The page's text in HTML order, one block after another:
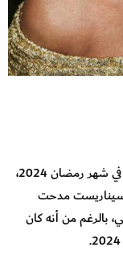
لتجربة درامية جديدة تعرض في شهر رمضان 2024،
مدحت
بالرغم من أنه كان